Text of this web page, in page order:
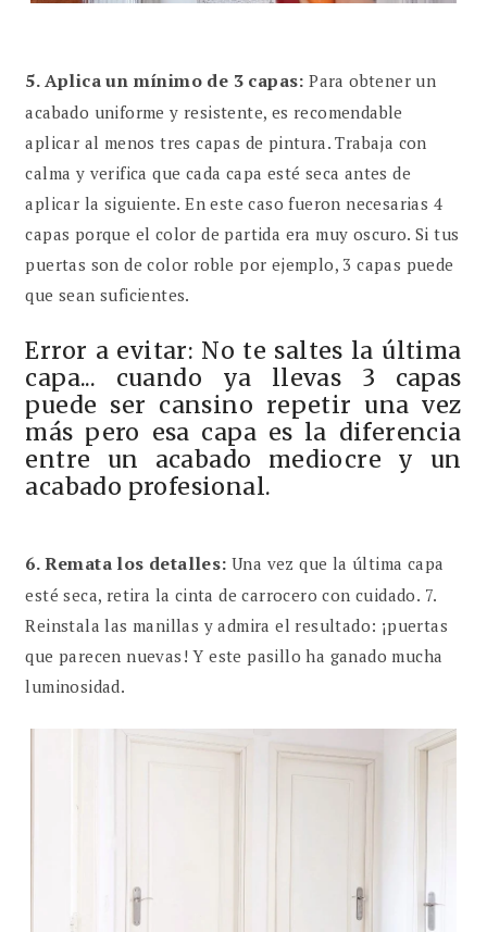
5.Aplica un mínimo de 3 capas:Para obtener un
acabado uniforme y resistente, es recomendable
aplicar al menos tres capas de pintura. Trabaja con
calma y verifica que cada capa esté seca antes de
aplicar la siguiente. En este caso fueron necesarias 4
capas porque el color de partida era muy oscuro. Si tus
puertas son de color roble por ejemplo, 3 capas puede
que sean suficientes.
Error a evitar: No te saltes la última
capa... cuando ya llevas 3 capas
puede ser cansino repetir una vez
más pero esa capa es la diferencia
entre un acabado mediocre y un
acabado profesional.
6.Remata los detalles:Una vez que la última capa
esté seca, retira la cinta de carrocero con cuidado. 7.
Reinstala las manillas y admira el resultado: ¡puertas
que parecen nuevas! Y este pasillo ha ganado mucha
luminosidad.